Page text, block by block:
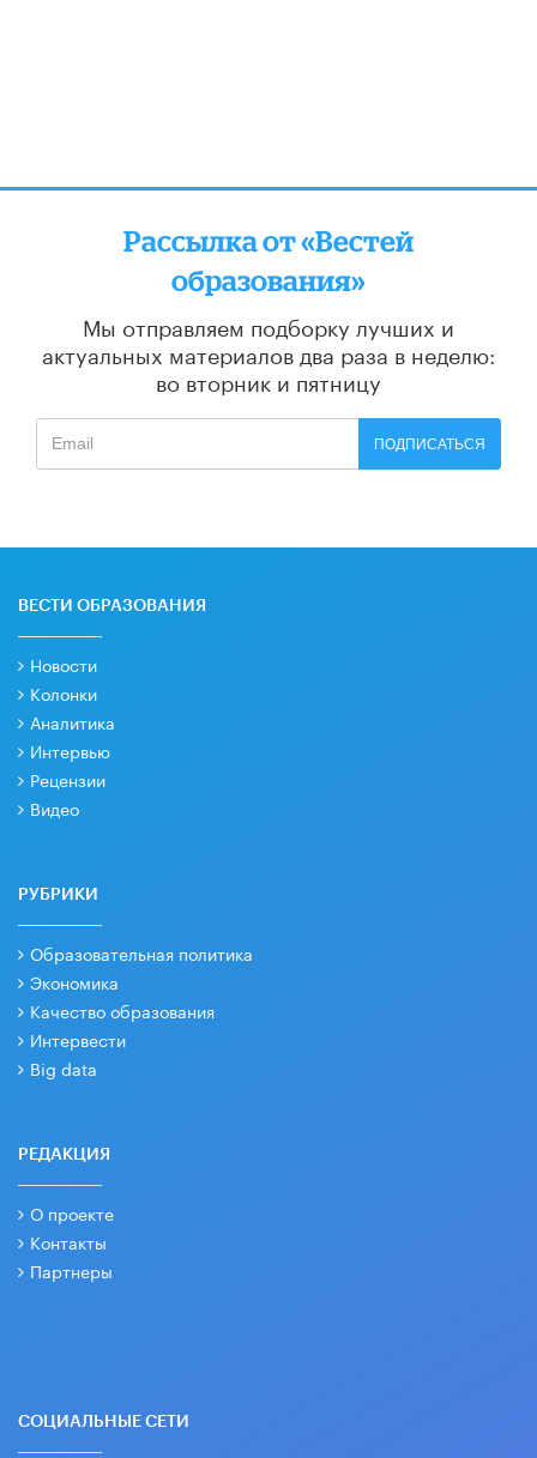
Рассылка от «Вестей
образования»
Мы отправляем подборку лучших и
актуальных материалов два раза в неделю:
во вторник и пятницу
ПОДПИСАТЬСЯ
ВЕСТИ ОБРАЗОВАНИЯ
Новости
Колонки
Аналитика
Интервью
Рецензии
Видео
РУБРИКИ
Образовательная политика
Экономика
Качество образования
Интервести
Big data
РЕДАКЦИЯ
О проекте
Контакты
Партнеры
СОЦИАЛЬНЫЕ СЕТИ